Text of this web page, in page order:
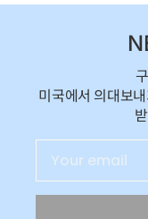
미국에서 의대보